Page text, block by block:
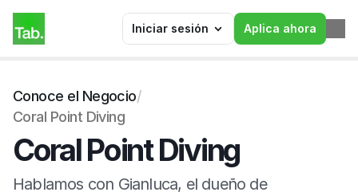
Iniciar sesión Aplica ahora
Conoce el Negocio/
Coral Point Diving
Coral Point Diving
Hablamos con Gianluca, el dueño de